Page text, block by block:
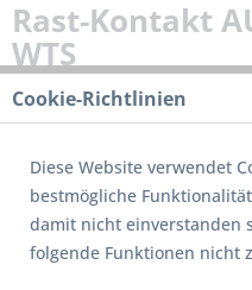
Rast-Kontakt
WTS
Cookie-Richtlinien
Diese Website verwendet
bestmögliche
damit nicht einverstanden
folgende Funktionen nicht